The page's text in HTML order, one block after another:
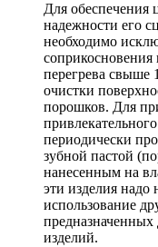
Для обеспечения
надежности его
необходимо
перегрева свыше
очистки
порошков. Для
периодически
зубной пастой
нанесенным на
эти изделия надо
использование
предназначенных
изделий.